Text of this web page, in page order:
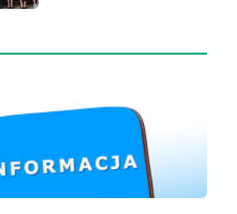
Spotkanie
organizacyjne
przedszkolnego
i
1